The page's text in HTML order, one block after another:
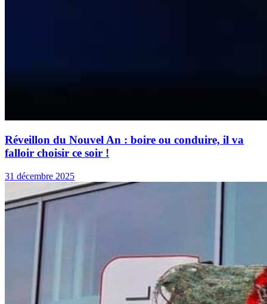
Réveillon du Nouvel An : boire ou conduire, il va
falloir choisir ce soir !
31 décembre 2025